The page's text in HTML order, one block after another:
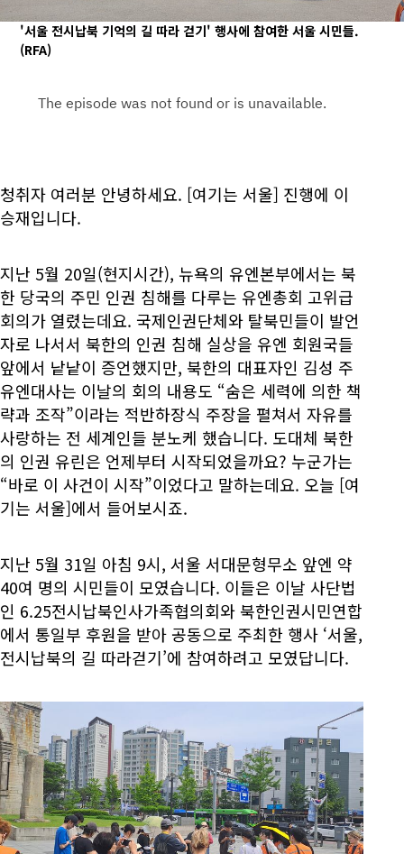
'서울 전시납북 기억의 길 따라 걷기' 행사에 참여한 서울 시민들.
(RFA)
청취자 여러분 안녕하세요. [여기는 서울] 진행에 이
승재입니다.
지난 5월 20일(현지시간), 뉴욕의 유엔본부에서는 북
한 당국의 주민 인권 침해를 다루는 유엔총회 고위급
회의가 열렸는데요. 국제인권단체와 탈북민들이 발언
자로 나서서 북한의 인권 침해 실상을 유엔 회원국들
앞에서 낱낱이 증언했지만, 북한의 대표자인 김성 주
유엔대사는 이날의 회의 내용도 “숨은 세력에 의한 책
략과 조작”이라는 적반하장식 주장을 펼쳐서 자유를
사랑하는 전 세계인들 분노케 했습니다. 도대체 북한
의 인권 유린은 언제부터 시작되었을까요? 누군가는
“바로 이 사건이 시작”이었다고 말하는데요. 오늘 [여
기는 서울]에서 들어보시죠.
지난 5월 31일 아침 9시, 서울 서대문형무소 앞엔 약
40여 명의 시민들이 모였습니다. 이들은 이날 사단법
인 6.25전시납북인사가족협의회와 북한인권시민연합
에서 통일부 후원을 받아 공동으로 주최한 행사 ‘서울,
전시납북의 길 따라걷기’에 참여하려고 모였답니다.